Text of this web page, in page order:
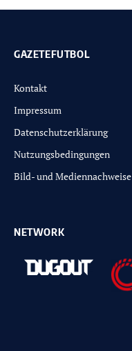
GAZETEFUTBOL
Kontakt
Impressum
Datenschutzerklärung
Nutzungsbedingungen
Bild- und Mediennachweise
NETWORK